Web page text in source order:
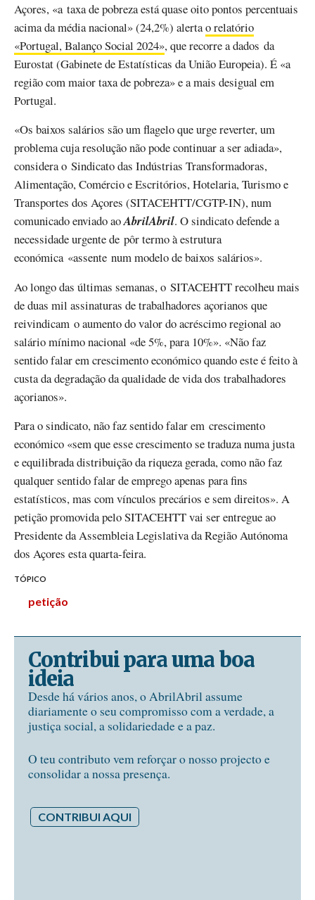
Açores, «a taxa de pobreza está quase oito pontos percentuais
acima da média nacional» (24,2%) alertao relatório
«Portugal, Balanço Social 2024», que recorre a dados da
Eurostat (Gabinete de Estatísticas da União Europeia). É «a
região com maior taxa de pobreza» e a mais desigual em
Portugal.
«Os baixos salários são um flagelo que urge reverter, um
problema cuja resolução não pode continuar a ser adiada»,
considera o Sindicato das Indústrias Transformadoras,
Alimentação, Comércio e Escritórios, Hotelaria, Turismo e
Transportes dos Açores (SITACEHTT/CGTP-IN), num
comunicado enviado aoAbrilAbril. O sindicato defende a
necessidade urgente de pôr termo à estrutura
económica «assente num modelo de baixos salários».
Ao longo das últimas semanas, o SITACEHTT recolheu mais
de duas mil assinaturas de trabalhadores açorianos que
reivindicam o aumento do valor do acréscimo regional ao
salário mínimo nacional «de 5%, para 10%». «Não faz
sentido falar em crescimento económico quando este é feito à
custa da degradação da qualidade de vida dos trabalhadores
açorianos».
Para o sindicato, não faz sentido falar em crescimento
económico «sem que esse crescimento se traduza numa justa
e equilibrada distribuição da riqueza gerada, como não faz
qualquer sentido falar de emprego apenas para fins
estatísticos, mas com vínculos precários e sem direitos». A
petição promovida pelo SITACEHTT vai ser entregue ao
Presidente da Assembleia Legislativa da Região Autónoma
dos Açores esta quarta-feira.
TÓPICO
petição
Contribui para uma boa
ideia
Desde há vários anos, o AbrilAbril assume
diariamente o seu compromisso com a verdade, a
justiça social, a solidariedade e a paz.
O teu contributo vem reforçar o nosso projecto e
consolidar a nossa presença.
CONTRIBUI AQUI